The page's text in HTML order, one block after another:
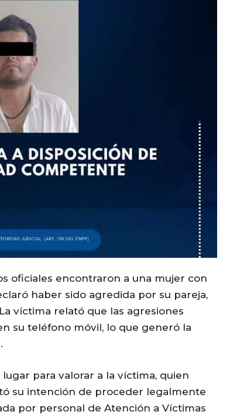
oficiales encontraron a una mujer con
haber sido agredida por su pareja,
víctima relató que las agresiones
su teléfono móvil, lo que generó la
para valorar a la víctima, quien
su intención de proceder legalmente
por personal de Atención a Víctimas